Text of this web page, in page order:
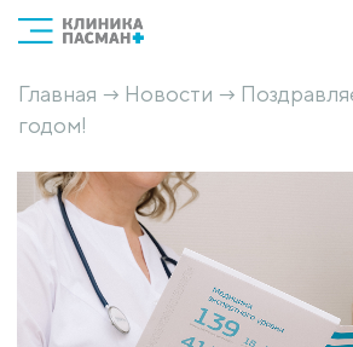
Главная → Новости →
годом!